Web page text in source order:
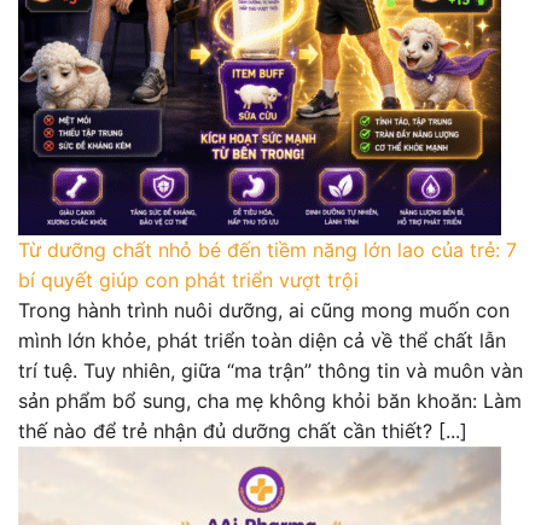
Từ dưỡng chất nhỏ bé đến tiềm năng lớn lao của trẻ: 7
bí quyết giúp con phát triển vượt trội
Trong hành trình nuôi dưỡng, ai cũng mong muốn con
mình lớn khỏe, phát triển toàn diện cả về thể chất lẫn
trí tuệ. Tuy nhiên, giữa “ma trận” thông tin và muôn vàn
sản phẩm bổ sung, cha mẹ không khỏi băn khoăn: Làm
thế nào để trẻ nhận đủ dưỡng chất cần thiết? [...]